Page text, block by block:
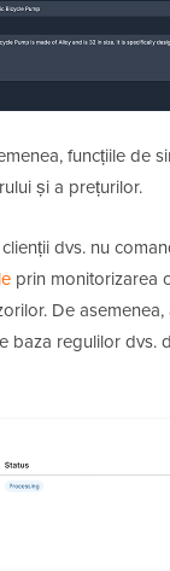
funcțiile de
și a prețurilor.
dvs. nu
prin monitorizarea
De asemenea,
baza regulilor dvs.